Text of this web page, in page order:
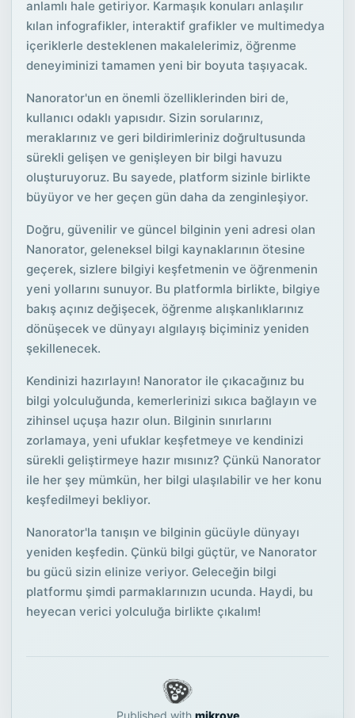
anlamlı hale getiriyor. Karmaşık konuları anlaşılır
kılan infografikler, interaktif grafikler ve multimedya
içeriklerle desteklenen makalelerimiz, öğrenme
deneyiminizi tamamen yeni bir boyuta taşıyacak.
Nanorator'un en önemli özelliklerinden biri de,
kullanıcı odaklı yapısıdır. Sizin sorularınız,
meraklarınız ve geri bildirimleriniz doğrultusunda
sürekli gelişen ve genişleyen bir bilgi havuzu
oluşturuyoruz. Bu sayede, platform sizinle birlikte
büyüyor ve her geçen gün daha da zenginleşiyor.
Doğru, güvenilir ve güncel bilginin yeni adresi olan
Nanorator, geleneksel bilgi kaynaklarının ötesine
geçerek, sizlere bilgiyi keşfetmenin ve öğrenmenin
yeni yollarını sunuyor. Bu platformla birlikte, bilgiye
bakış açınız değişecek, öğrenme alışkanlıklarınız
dönüşecek ve dünyayı algılayış biçiminiz yeniden
şekillenecek.
Kendinizi hazırlayın! Nanorator ile çıkacağınız bu
bilgi yolculuğunda, kemerlerinizi sıkıca bağlayın ve
zihinsel uçuşa hazır olun. Bilginin sınırlarını
zorlamaya, yeni ufuklar keşfetmeye ve kendinizi
sürekli geliştirmeye hazır mısınız? Çünkü Nanorator
ile her şey mümkün, her bilgi ulaşılabilir ve her konu
keşfedilmeyi bekliyor.
Nanorator'la tanışın ve bilginin gücüyle dünyayı
yeniden keşfedin. Çünkü bilgi güçtür, ve Nanorator
bu gücü sizin elinize veriyor. Geleceğin bilgi
platformu şimdi parmaklarınızın ucunda. Haydi, bu
heyecan verici yolculuğa birlikte çıkalım!